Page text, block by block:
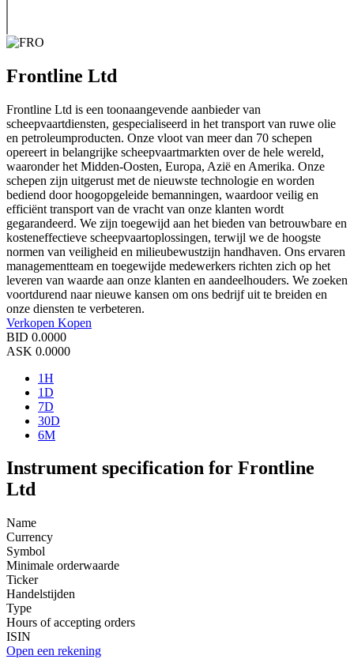
Frontline Ltd
Frontline Ltd is een toonaangevende aanbieder van
scheepvaartdiensten, gespecialiseerd in het transport van ruwe olie
en petroleumproducten. Onze vloot van meer dan 70 schepen
opereert in belangrijke scheepvaartmarkten over de hele wereld,
waaronder het Midden-Oosten, Europa, Azië en Amerika. Onze
schepen zijn uitgerust met de nieuwste technologie en worden
bediend door hoogopgeleide bemanningen, waardoor veilig en
efficiënt transport van de vracht van onze klanten wordt
gegarandeerd. We zijn toegewijd aan het bieden van betrouwbare en
kosteneffectieve scheepvaartoplossingen, terwijl we de hoogste
normen van veiligheid en milieubewustzijn handhaven. Ons ervaren
managementteam en toegewijde medewerkers richten zich op het
leveren van waarde aan onze klanten en aandeelhouders. We zoeken
voortdurend naar nieuwe kansen om ons bedrijf uit te breiden en
onze diensten te verbeteren.
Verkopen Kopen
BID 0.0000
ASK 0.0000
1H
1D
7D
30D
6M
Instrument specification for Frontline
Ltd
Name
Currency
Symbol
Minimale orderwaarde
Ticker
Handelstijden
Type
Hours of accepting orders
ISIN
Open een rekening